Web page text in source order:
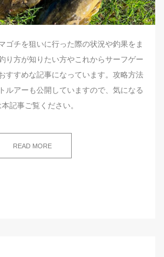
ゴチを狙いに行った際の状況や釣果をま
り方が知りたい方やこれからサーフゲー
すすめな記事になっています。攻略方法
ルアーも公開していますので、気になる
記事ご覧ください。
READ MORE